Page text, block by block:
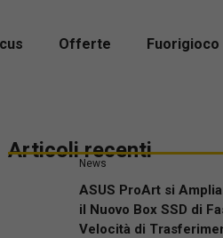
Offerte Fuorigioco
Articoli recenti
News
ASUS ProArt si
il Nuovo Box SSD di
Velocità di